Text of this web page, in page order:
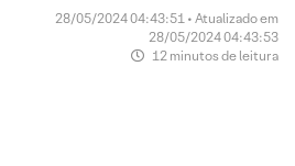
28/05/2024 04:43:51 • Atualizado em
28/05/2024 04:43:53
12 minutos de leitura